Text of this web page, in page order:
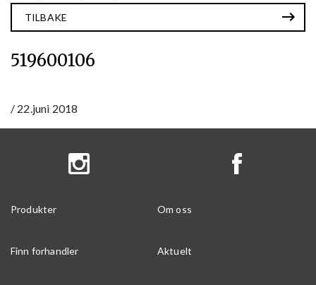
TILBAKE
519600106
/ 22.juni 2018
Produkter Om oss
Finn forhandler Aktuelt